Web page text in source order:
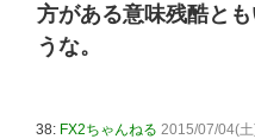
方がある意味残酷と
うな。
38: FX2ちゃんねる 2015/07/04(